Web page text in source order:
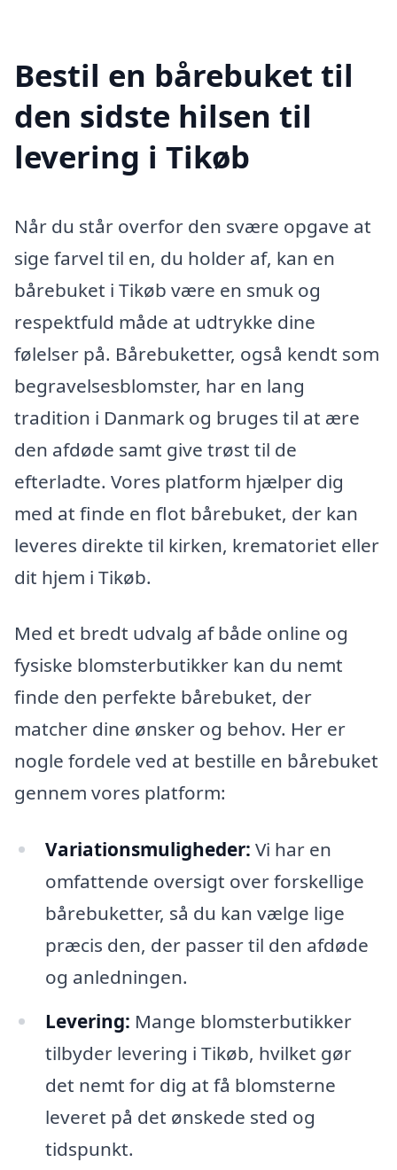
Bestil en bårebuket til
den sidste hilsen til
levering i Tikøb
Når du står overfor den svære opgave at
sige farvel til en, du holder af, kan en
bårebuket i Tikøb være en smuk og
respektfuld måde at udtrykke dine
følelser på. Bårebuketter, også kendt som
begravelsesblomster, har en lang
tradition i Danmark og bruges til at ære
den afdøde samt give trøst til de
efterladte. Vores platform hjælper dig
med at finde en flot bårebuket, der kan
leveres direkte til kirken, krematoriet eller
dit hjem i Tikøb.
Med et bredt udvalg af både online og
fysiske blomsterbutikker kan du nemt
finde den perfekte bårebuket, der
matcher dine ønsker og behov. Her er
nogle fordele ved at bestille en bårebuket
gennem vores platform:
Variationsmuligheder: Vi har en
omfattende oversigt over forskellige
bårebuketter, så du kan vælge lige
præcis den, der passer til den afdøde
og anledningen.
Levering: Mange blomsterbutikker
tilbyder levering i Tikøb, hvilket gør
det nemt for dig at få blomsterne
leveret på det ønskede sted og
tidspunkt.